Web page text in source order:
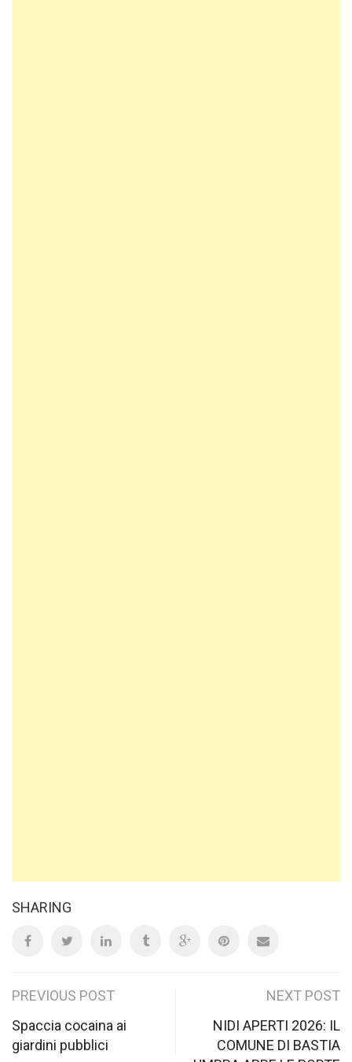
SHARING
Post
navigation
PREVIOUS POST
Spaccia cocaina ai
giardini pubblici
NEXT POST
NIDI APERTI 2026: IL
COMUNE DI BASTIA